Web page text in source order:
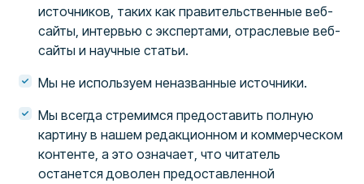
источников, таких как правительственные веб-
сайты, интервью с экспертами, отраслевые веб-
сайты и научные статьи.
Мы не используем неназванные источники.
Мы всегда стремимся предоставить полную
картину в нашем редакционном и коммерческом
контенте, а это означает, что читатель
останется доволен предоставленной